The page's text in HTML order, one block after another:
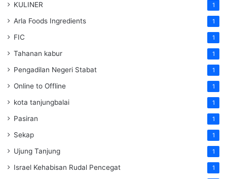
KULINER 1
Arla Foods Ingredients 1
FIC 1
Tahanan kabur 1
Pengadilan Negeri Stabat 1
Online to Offline 1
kota tanjungbalai 1
Pasiran 1
Sekap 1
Ujung Tanjung 1
Israel Kehabisan Rudal Pencegat 1